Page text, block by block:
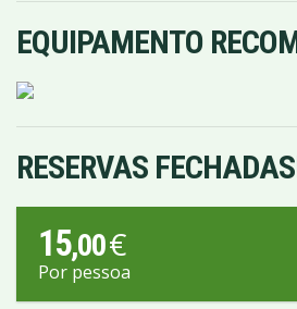
EQUIPAMENTO
RESERVAS
15,00€
Por pessoa